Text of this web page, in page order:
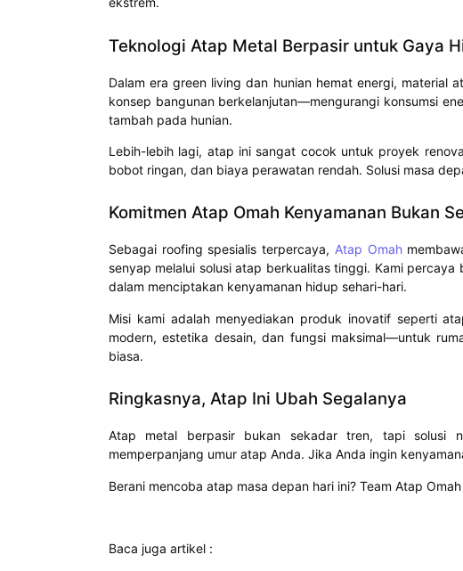
Teknologi Atap Metal Berpasir untuk Gaya
Dalam era green living dan hunian hemat energi, material
konsep bangunan berkelanjutan—mengurangi konsumsi
tambah pada hunian.
Lebih-lebih lagi, atap ini sangat cocok untuk proyek
bobot ringan, dan biaya perawatan rendah. Solusi masa
Komitmen Atap Omah Kenyamanan Bukan
Sebagai roofing spesialis terpercaya, Atap Omah
senyap melalui solusi atap berkualitas tinggi. Kami
dalam menciptakan kenyamanan hidup sehari-hari.
Misi kami adalah menyediakan produk inovatif seperti
modern, estetika desain, dan fungsi maksimal—untuk
biasa.
Ringkasnya, Atap Ini Ubah Segalanya
Atap metal berpasir bukan sekadar tren, tapi solusi
memperpanjang umur atap Anda. Jika Anda ingin
Berani mencoba atap masa depan hari ini? Team Atap
Baca juga artikel :